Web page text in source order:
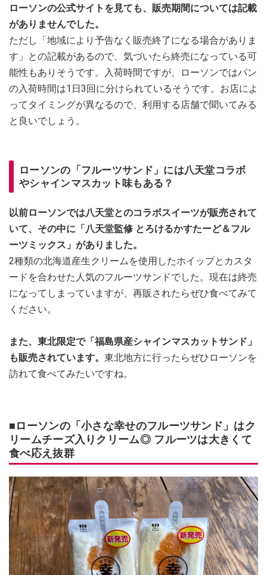
ローソンの公式サイトを見ても、販売期間については記載
がありませんでした。
ただし「地域により予告なく販売終了になる場合がありま
す」との記載があるので、気づいたら終売になっている可
能性もありそうです。入荷時間ですが、ローソンではパン
の入荷時間は1日3回に分けられているそうです。お店によ
ってタイミングが異なるので、利用する店舗で聞いてみる
と良いでしょう。
ローソンの「フルーツサンド」には八天堂コラボ
やシャインマスカット味もある？
以前ローソンでは八天堂とのコラボスイーツが販売されて
いて、その中に「八天堂監修 とろけるかすたーど＆フル
ーツミックス」がありました。
2種類の北海道産生クリームを使用したホイップとカスタ
ードを合わせた人気のフルーツサンドでした。現在は終売
になってしまっていますが、再販されたらぜひ食べてみて
ください。
また、東北限定で「福島県産シャインマスカットサンド」
も販売されています。 東北地方に行ったらぜひローソンを
訪れて食べてみたいですね。
■ローソンの「小さな幸せのフルーツサンド」はク
リームチーズ入りクリーム◎ フルーツは大きくて
食べ応え抜群